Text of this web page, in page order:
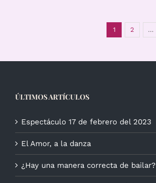
1 2 …
ÚLTIMOS ARTÍCULOS
Espectáculo 17 de febrero del 2023
El Amor, a la danza
¿Hay una manera correcta de bailar?